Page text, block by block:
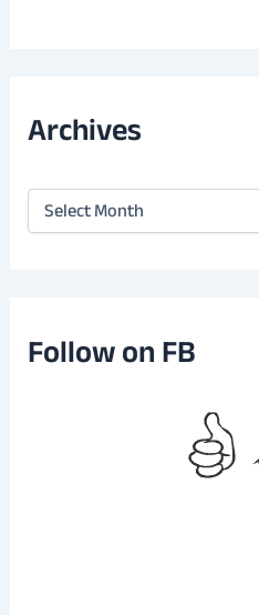
Archives
A
s
Follow on FB